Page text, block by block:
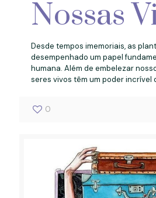
Nossas
Desde tempos imemoriais, as
desempenhado um papel
humana. Além de embelezar
seres vivos têm um poder incrível
0